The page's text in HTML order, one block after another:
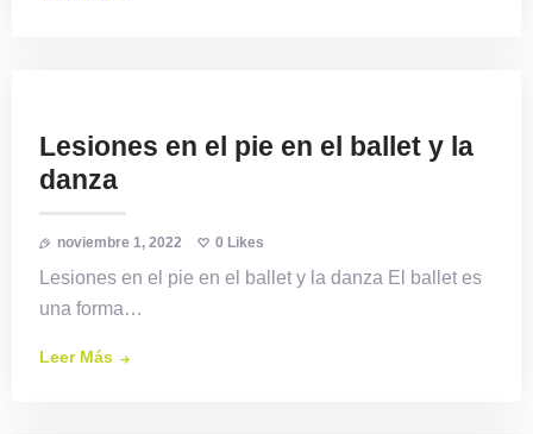
Lesiones en el pie en el ballet y la
danza
noviembre 1, 2022 0 Likes
Lesiones en el pie en el ballet y la danza El ballet es
una forma…
Leer Más